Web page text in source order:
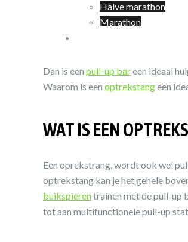
Halve marathon
Marathon
Dan is een pull-up bareen ideaal
Waarom is een optrekstangeen
WAT IS EEN
Een oprekstrang, wordt ook wel
optrekstang kan je het gehele
buikspierentrainen met de pull-up
tot aan multifunctionele pull-up